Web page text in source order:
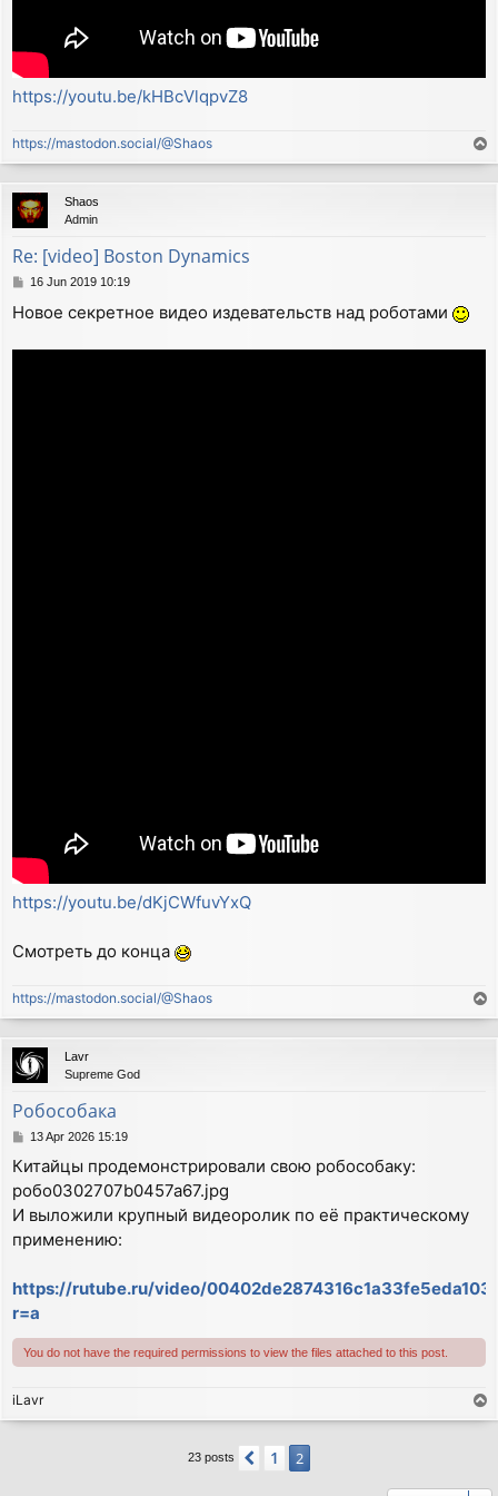
https://youtu.be/kHBcVlqpvZ8
https://mastodon.social/@Shaos
o
p
Shaos
Admin
Re: [video] Boston Dynamics
P
s
16 Jun 2019 10:19
Новое секретное видео издевательств над роботами
https://youtu.be/dKjCWfuvYxQ
Смотреть до конца
https://mastodon.social/@Shaos
o
p
Lavr
Supreme God
Робособака
P
s
t
13 Apr 2026 15:19
Китайцы продемонстрировали свою робособаку:
робо0302707b0457a67.jpg
И выложили крупный видеоролик по её практическому
применению:
https://rutube.ru/video/
r=a
You do not have the required permissions to view the files attached to this post.
iLavr
o
23 posts Previous
1 2